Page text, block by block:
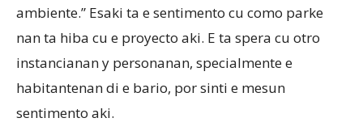
ambiente.” Esaki ta e sentimento cu como parke
nan ta hiba cu e proyecto aki. E ta spera cu otro
instancianan y personanan, specialmente e
habitantenan di e bario, por sinti e mesun
sentimento aki.